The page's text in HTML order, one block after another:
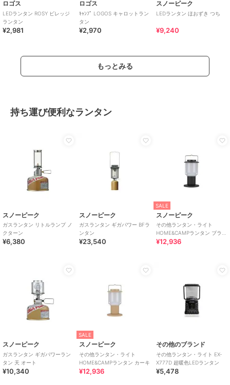
ロゴス
LEDランタン ROSY ビレッジ
ランタン
¥2,981
ロゴス
ｷｬﾝﾌﾟ LOGOS キャロットラン
タン
¥2,970
スノーピーク
LEDランタン ほおずき つち
¥9,240
もっとみる
持ち運び便利なランタン
スノーピーク
ガスランタン リトルランプ ノ
クターン
¥6,380
スノーピーク
ガスランタン ギガパワー BFラ
ンタン
¥23,540
SALE
スノーピーク
その他ランタン・ライト
HOME&CAMPランタン ブラッ
ク
¥12,936
スノーピーク
ガスランタン ギガパワーラン
タン 天 オート
¥10,340
SALE
スノーピーク
その他ランタン・ライト
HOME&CAMPランタン カーキ
¥12,936
その他のブランド
その他ランタン・ライト EX-
X777D 超暖色LEDランタン
¥5,478